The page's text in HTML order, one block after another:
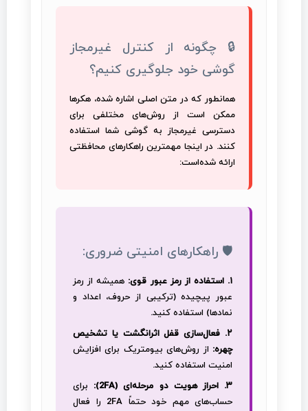
🔒 چگونه از کنترل غیرمجاز
گوشی خود جلوگیری کنیم؟
همانطور که در متن اصلی اشاره شده، هکرها
ممکن است از روش‌های مختلفی برای
دسترسی غیرمجاز به گوشی شما استفاده
کنند. در اینجا مهمترین راهکارهای محافظتی
ارائه شده‌است:
🛡️ راهکارهای امنیتی ضروری:
۱. استفاده از رمز عبور قوی:
همیشه از رمز
عبور پیچیده (ترکیبی از حروف، اعداد و
نمادها) استفاده کنید.
۲. فعال‌سازی قفل اثرانگشت یا تشخیص
چهره: از روش‌های بیومتریک برای افزایش
امنیت استفاده کنید.
۳. احراز هویت دو مرحله‌ای (2FA):
برای
حساب‌های مهم خود حتماً 2FA را فعال